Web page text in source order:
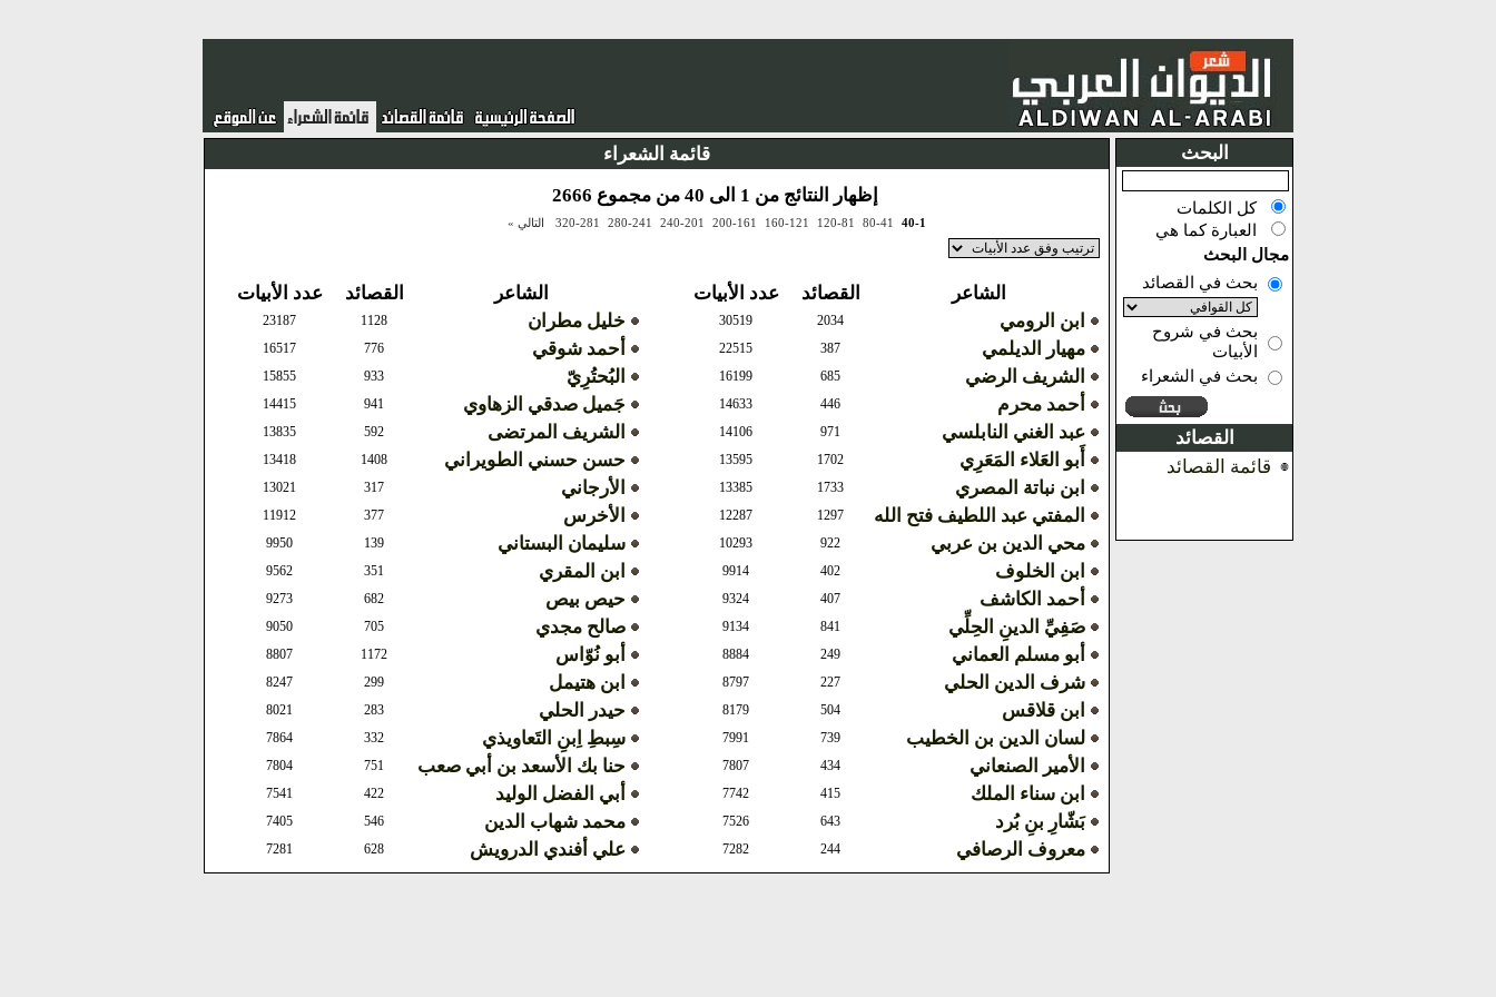
البحث
كل الكلمات
العبارة كما هي
مجال البحث
بحث في القصائد
بحث في شروح
الأبيات
بحث في الشعراء
القصائد
قائمة القصائد
قائمة الشعراء
إظهار النتائج من 1 الى 40 من مجموع 2666
40-1
80-41
120-81
160-121
200-161
240-201
280-241
320-281 التالي »
الشاعر القصائد عدد الأبيات الشاعر القصائد
عدد الأبيات
ابن الرومي
2034
30519 خليل مطران 1128
23187
مهيار الديلمي 387
22515 أحمد شوقي 776
16517
الشريف الرضي 685
16199 البُحتُرِيّ 933
15855
أحمد محرم 446
14633 جَميل صدقي الزهاوي 941
14415
عبد الغني النابلسي 971
14106 الشريف المرتضى 592
13835
أَبو العَلاء المَعَرِي 1702
13595 حسن حسني الطويراني 1408
13418
ابن نباتة المصري 1733
13385 الأرجاني 317
13021
المفتي عبد اللطيف فتح الله 1297
12287 الأخرس 377
11912
محي الدين بن عربي 922
10293 سليمان البستاني 139
9950
ابن الخلوف 402
9914 ابن المقري 351
9562
أحمد الكاشف 407
9324 حيص بيص 682
9273
صَفِيِّ الدينِ الحِلِّي 841
9134 صالح مجدي 705
9050
أبو مسلم العماني 249
8884 أبو نُوّاس 1172
8807
شرف الدين الحلي 227
8797 ابن هتيمل 299
8247
ابن قلاقس 504
8179 حيدر الحلي 283
8021
لسان الدين بن الخطيب 739
7991 سِبطِ اِبنِ التَعاويذي 332
7864
الأمير الصنعاني 434
7807 حنا بك الأسعد بن أبي صعب 751
7804
ابن سناء الملك 415
7742 أبي الفضل الوليد 422
7541
بَشّارِ بنِ بُرد 643
7526 محمد شهاب الدين 546
7405
معروف الرصافي 244
7282 علي أفندي الدرويش 628
7281